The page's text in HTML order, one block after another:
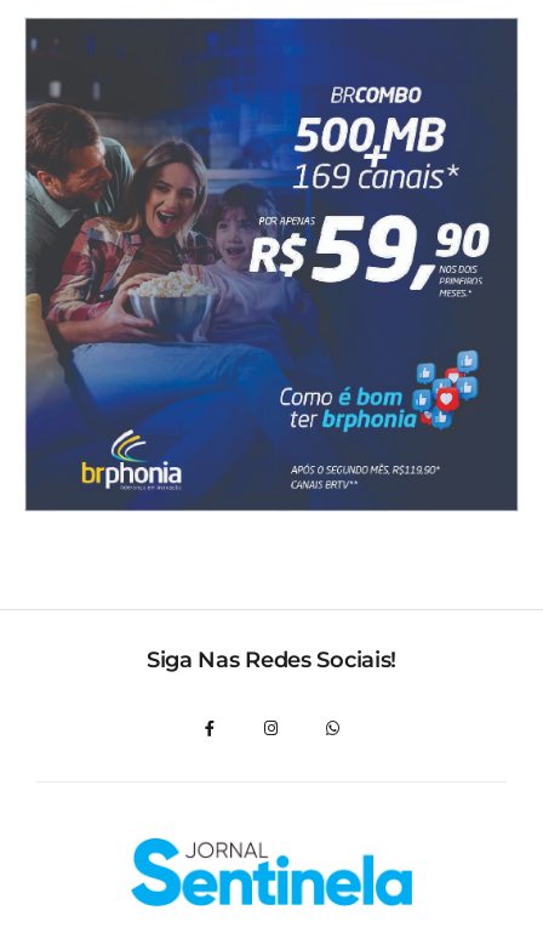
Siga Nas Redes Sociais!